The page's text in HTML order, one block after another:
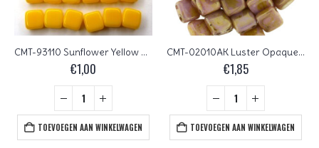
CMT-93110 Sunflower Yellow CzechMates Tile Bead 20 Pc.
€1,00
TOEVOEGEN AAN WINKELWAGEN
CMT-02010AK Luster Opaque Rose Gold Topaz CzechMate Tile Bead 25 Pc.
€1,85
TOEVOEGEN AAN WINKELWAGEN